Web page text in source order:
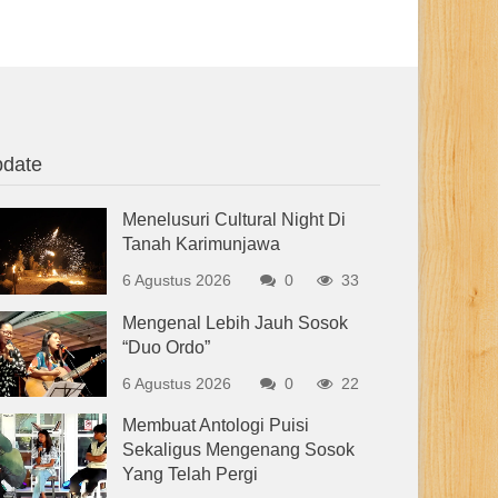
Menelusuri Cultural Night Di
Tanah Karimunjawa
6 Agustus 2026 0 33
Mengenal Lebih Jauh Sosok
“Duo Ordo”
6 Agustus 2026 0 22
Membuat Antologi Puisi
Sekaligus Mengenang Sosok
Yang Telah Pergi